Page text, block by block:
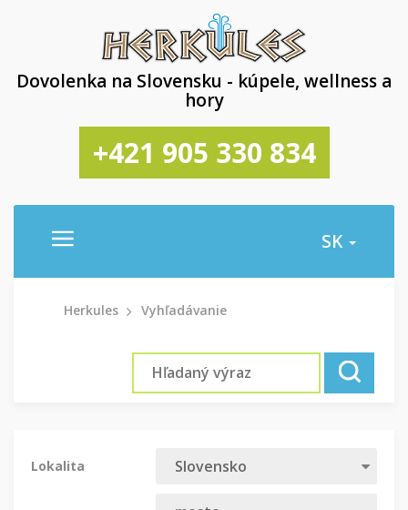
Dovolenka na Slovensku - kúpele, wellness a
hory
+421 905 330 834
SK
Herkules Vyhľadávanie
Lokalita